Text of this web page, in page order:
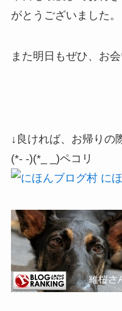
がとうございました。
また明日もぜひ、お会
↓良ければ、お帰りの
(*- -)(*_ _)ペコリ